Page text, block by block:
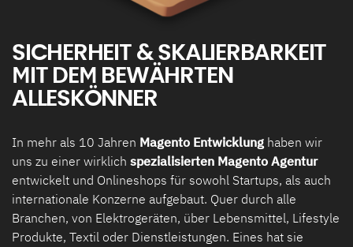
SICHERHEIT & SKALIERBARKEIT
MIT DEM BEWÄHRTEN
ALLESKÖNNER
In mehr als 10 Jahren Magento Entwicklung haben wir
uns zu einer wirklich spezialisierten Magento Agentur
entwickelt und Onlineshops für sowohl Startups, als auch
internationale Konzerne aufgebaut. Quer durch alle
Branchen, von Elektrogeräten, über Lebensmittel, Lifestyle
Produkte, Textil oder Dienstleistungen. Eines hat sie